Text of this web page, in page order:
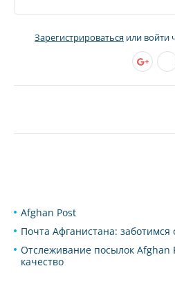
Зарегистрироваться или войти
Afghan Post
Почта Афганистана:
Отслеживание посылок Afghan Post: надежность и
качество